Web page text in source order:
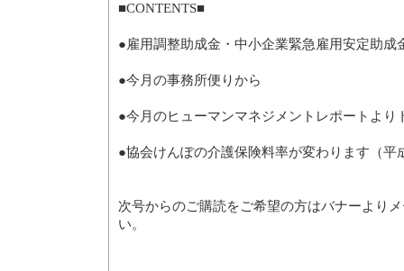
■CONTENTS■
●雇用調整助成金・中小企業緊急雇用安定助成
●今月の事務所便りから
●今月のヒューマンマネジメントレポートより
●協会けんぽの介護保険料率が変わります（平
次号からのご購読をご希望の方はバナーより
い。